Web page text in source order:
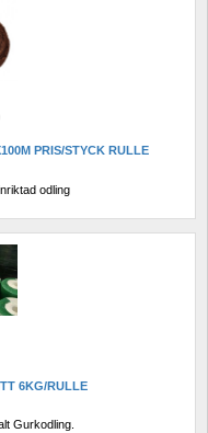
PRIS/STYCK RULLE
odling
6KG/RULLE
Gurkodling.